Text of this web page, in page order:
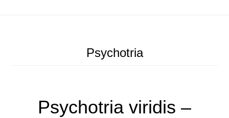
Psychotria
Psychotria viridis –